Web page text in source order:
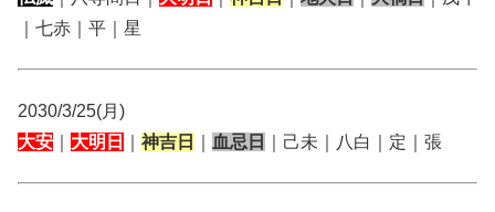
｜七赤｜平｜星
2030/3/25(月)
大安
大明日 神吉日 血忌日 ｜己未｜八白｜定｜張